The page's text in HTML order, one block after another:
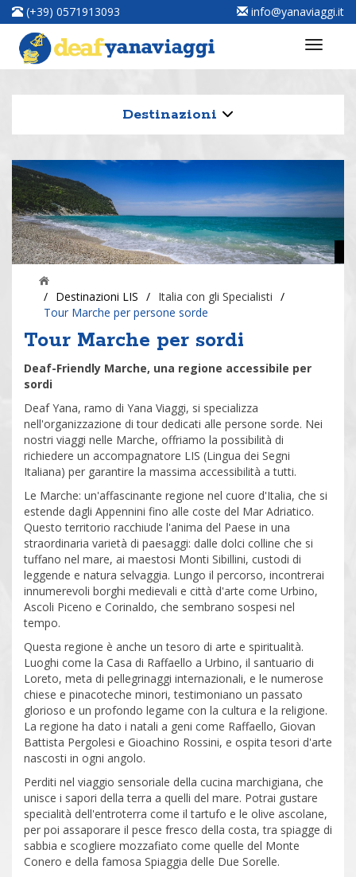
(+39) 0571913093 info@yanaviaggi.it
Destinazioni
/ Destinazioni LIS / Italia con gli Specialisti /
Tour Marche per persone sorde
Tour Marche per sordi
Deaf-Friendly Marche, una regione accessibile per
sordi
Deaf Yana, ramo di Yana Viaggi, si specializza
nell'organizzazione di tour dedicati alle persone sorde. Nei
nostri viaggi nelle Marche, offriamo la possibilità di
richiedere un accompagnatore LIS (Lingua dei Segni
Italiana) per garantire la massima accessibilità a tutti.
Le Marche: un'affascinante regione nel cuore d'Italia, che si
estende dagli Appennini fino alle coste del Mar Adriatico.
Questo territorio racchiude l'anima del Paese in una
straordinaria varietà di paesaggi: dalle dolci colline che si
tuffano nel mare, ai maestosi Monti Sibillini, custodi di
leggende e natura selvaggia. Lungo il percorso, incontrerai
innumerevoli borghi medievali e città d'arte come Urbino,
Ascoli Piceno e Corinaldo, che sembrano sospesi nel
tempo.
Questa regione è anche un tesoro di arte e spiritualità.
Luoghi come la Casa di Raffaello a Urbino, il santuario di
Loreto, meta di pellegrinaggi internazionali, e le numerose
chiese e pinacoteche minori, testimoniano un passato
glorioso e un profondo legame con la cultura e la religione.
La regione ha dato i natali a geni come Raffaello, Giovan
Battista Pergolesi e Gioachino Rossini, e ospita tesori d'arte
nascosti in ogni angolo.
Perditi nel viaggio sensoriale della cucina marchigiana, che
unisce i sapori della terra a quelli del mare. Potrai gustare
specialità dell'entroterra come il tartufo e le olive ascolane,
per poi assaporare il pesce fresco della costa, tra spiagge di
sabbia e scogliere mozzafiato come quelle del Monte
Conero e della famosa Spiaggia delle Due Sorelle.